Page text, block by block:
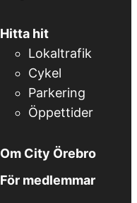
Hitta hit
Lokaltrafik
Cykel
Parkering
Öppettider
Om City Örebro
För medlemmar